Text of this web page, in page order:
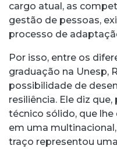
cargo atual, as
gestão de pessoas,
processo de
Por isso, entre os
graduação na Unesp,
possibilidade de
resiliência. Ele diz
técnico sólido, que lhe
em uma
traço representou